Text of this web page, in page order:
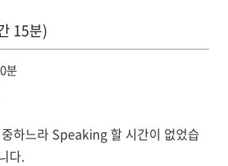
15분)
분
하느라 Speaking 할 시간이 없었습
다.